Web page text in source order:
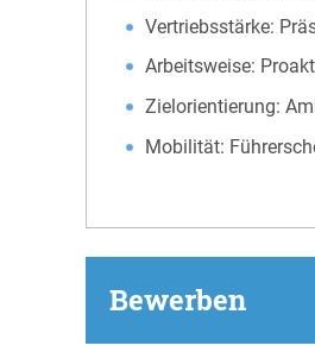
Vertriebsstärke:
Arbeitsweise:
Zielorientierung:
Mobilität:
Bewerben